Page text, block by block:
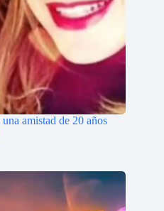
amistad de 20 años